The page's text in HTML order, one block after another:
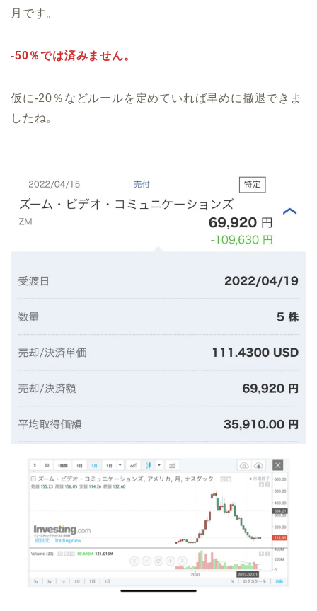
月です。
‐50％では済みません。
仮に‐20％などルールを定めていれば早めに撤退できま
したね。